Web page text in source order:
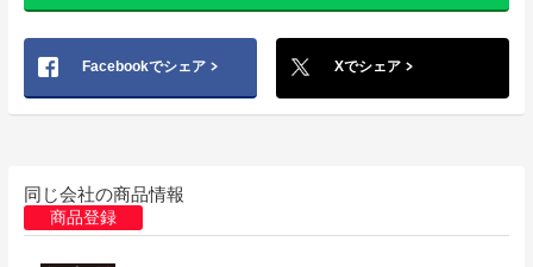
Facebookでシェア Xでシェア
同じ会社の商品情報
商品登録